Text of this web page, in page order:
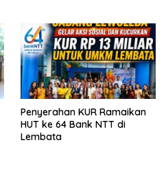
Penyerahan KUR Ramaikan
HUT ke 64 Bank NTT di
Lembata